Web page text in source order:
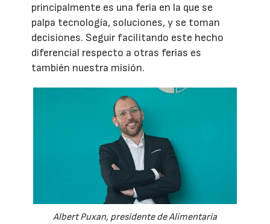
principalmente es una feria en la que se
palpa tecnología, soluciones, y se toman
decisiones. Seguir facilitando este hecho
diferencial respecto a otras ferias es
también nuestra misión.
Albert Puxan, presidente de Alimentaria